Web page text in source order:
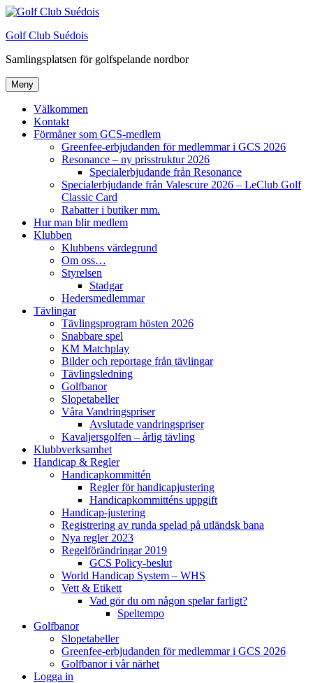
Hoppa
innehåll
Golf Club Suédois
Samlingsplatsen för golfspelande nordbor
Meny
Välkommen
Kontakt
Förmåner som GCS-medlem
Greenfee-erbjudanden för medlemmar i GCS 2026
Resonance – ny prisstruktur 2026
Specialerbjudande från Resonance
Specialerbjudande från Valescure 2026 – LeClub Golf
Classic Card
Rabatter i butiker mm.
Hur man blir medlem
Klubben
Klubbens värdegrund
Om oss…
Styrelsen
Stadgar
Hedersmedlemmar
Tävlingar
Tävlingsprogram hösten 2026
Snabbare spel
KM Matchplay
Bilder och reportage från tävlingar
Tävlingsledning
Golfbanor
Slopetabeller
Våra Vandringspriser
Avslutade vandringspriser
Kavaljersgolfen – årlig tävling
Klubbverksamhet
Handicap & Regler
Handicapkommittén
Regler för handicapjustering
Handicapkommitténs uppgift
Handicap-justering
Registrering av runda spelad på utländsk bana
Nya regler 2023
Regelförändringar 2019
GCS Policy-beslut
World Handicap System – WHS
Vett & Etikett
Vad gör du om någon spelar farligt?
Speltempo
Golfbanor
Slopetabeller
Greenfee-erbjudanden för medlemmar i GCS 2026
Golfbanor i vår närhet
Logga in